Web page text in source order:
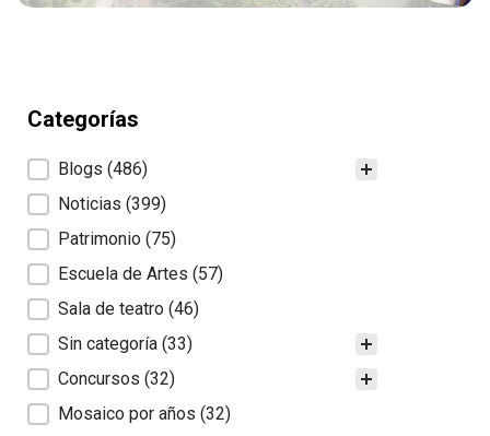
Categorías
Categorías
Blogs (486)
Noticias (399)
Patrimonio (75)
Escuela de Artes (57)
Sala de teatro (46)
Sin categoría (33)
Concursos (32)
Mosaico por años (32)